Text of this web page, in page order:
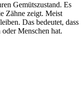
Gemütszustand. Es
Zähne zeigt. Meist
Das bedeutet, dass
Menschen hat.